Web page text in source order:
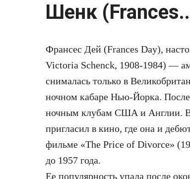
Шенк (Frances..
Франсес Дей (Frances Day),
Victoria Schenck, 1908-1984) —
снималась только в
ночном кабаре Нью-Йорка.
ночным клубам США и Англии. В
пригласил в кино, где она и
фильме «The Price of Divorce»
до 1957 года.
Ее популярность упала после